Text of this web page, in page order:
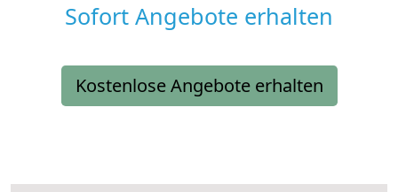
Sofort Angebote erhalten
Kostenlose Angebote erhalten